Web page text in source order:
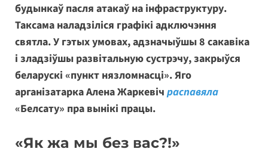
будынкаў пасля атакаў на інфраструктуру.
Таксама наладзіліся графікі адключэння
святла. У гэтых умовах, адзначыўшы 8 сакавіка
і зладзіўшы развітальную сустрэчу, закрыўся
беларускі «пункт нязломнасці». Яго
арганізатарка Алена Жаркевіч распавяла
«Белсату» пра вынікі працы.
«Як жа мы без вас?!»